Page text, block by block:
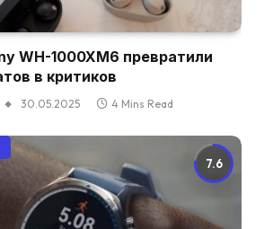
WH-1000XM6 превратили
в критиков
30.05.2025 4 Mins Read
7.6